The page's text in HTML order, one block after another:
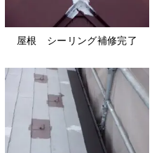
屋根 シーリング補修完了